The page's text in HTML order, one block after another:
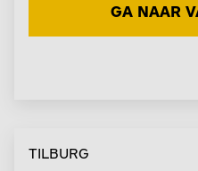
kunnen treinen
rails op....
GA NAAR
TILBURG